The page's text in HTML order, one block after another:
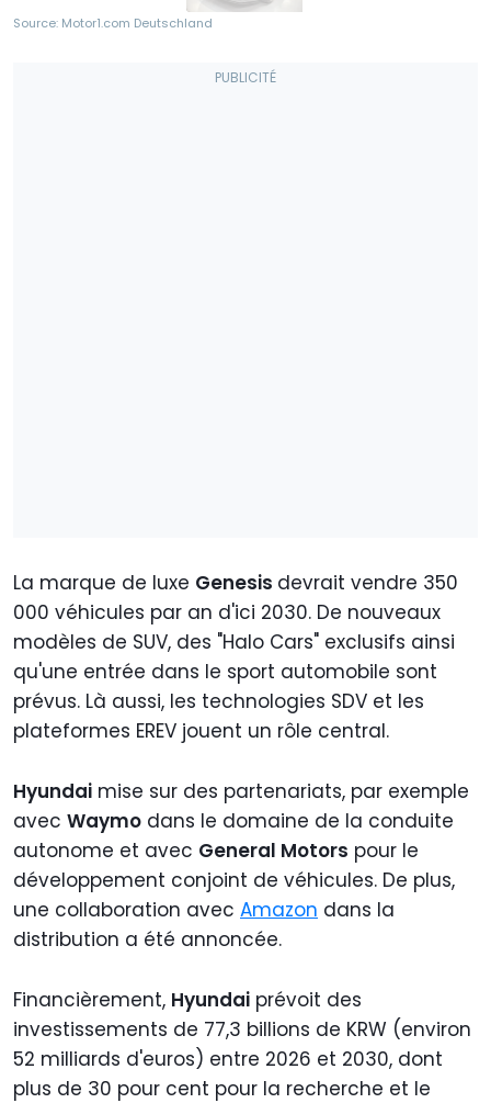
Source: Motor1.com Deutschland
La marque de luxe Genesis devrait vendre 350
000 véhicules par an d'ici 2030. De nouveaux
modèles de SUV, des "Halo Cars" exclusifs ainsi
qu'une entrée dans le sport automobile sont
prévus. Là aussi, les technologies SDV et les
plateformes EREV jouent un rôle central.
Hyundai mise sur des partenariats, par exemple
avec Waymo dans le domaine de la conduite
autonome et avec General Motors pour le
développement conjoint de véhicules. De plus,
une collaboration avec Amazon dans la
distribution a été annoncée.
Financièrement, Hyundai prévoit des
investissements de 77,3 billions de KRW (environ
52 milliards d'euros) entre 2026 et 2030, dont
plus de 30 pour cent pour la recherche et le